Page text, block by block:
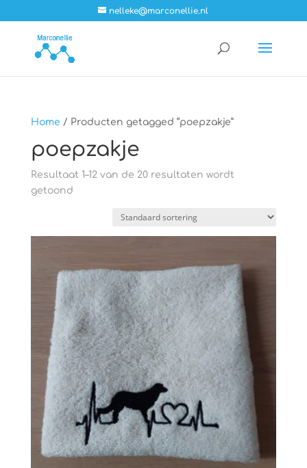
nelleke@marconellie.nl
Home / Producten getagged “poepzakje”
poepzakje
Resultaat 1–12 van de 20 resultaten wordt
getoond